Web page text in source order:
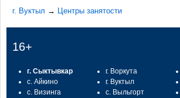
г. Вуктыл → Центры занятости
16+
г. Сыктывкар
с. Айкино
с. Визинга
г. Воркута
г. Вуктыл
с. Выльгорт